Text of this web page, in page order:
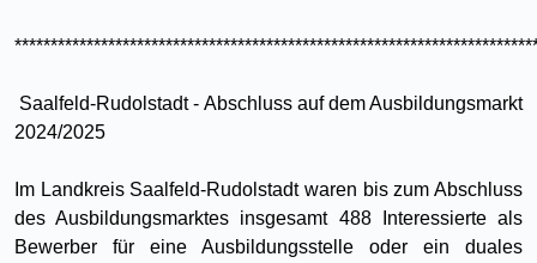
Saalfeld-Rudolstadt - Abschluss auf dem Ausbildungsmarkt
2024/2025
Im Landkreis Saalfeld-Rudolstadt waren bis zum Abschluss
des Ausbildungsmarktes insgesamt 488 Interessierte als
Bewerber für eine Ausbildungsstelle oder ein duales